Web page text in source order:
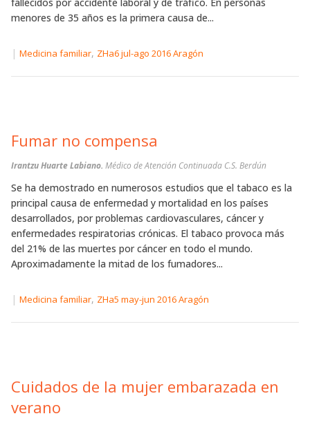
menores de 35 años es la primera causa de...
| Medicina familiar, ZHa6 jul-ago 2016 Aragón
Fumar no compensa
Irantzu Huarte Labiano. Médico de Atención Continuada C.S. Berdún
Se ha demostrado en numerosos estudios que el tabaco es la
principal causa de enfermedad y mortalidad en los países
desarrollados, por problemas cardiovasculares, cáncer y
enfermedades respiratorias crónicas. El tabaco provoca más
del 21% de las muertes por cáncer en todo el mundo.
Aproximadamente la mitad de los fumadores...
| Medicina familiar, ZHa5 may-jun 2016 Aragón
Cuidados de la mujer embarazada en
verano